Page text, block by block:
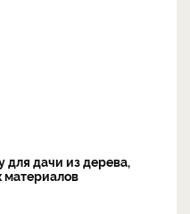
для дачи из дерева,
материалов